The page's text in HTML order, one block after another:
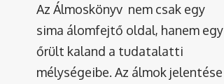
Az Álmoskönyv nem csak egy
sima álomfejtő oldal, hanem egy
őrült kaland a tudatalatti
mélységeibe. Az álmok jelentése